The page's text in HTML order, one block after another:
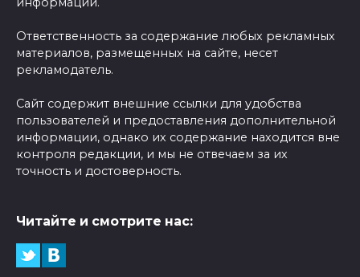
Ответственность за содержание любых рекламных
материалов, размещенных на сайте, несет
рекламодатель.
Сайт содержит внешние ссылки для удобства
пользователей и предоставления дополнительной
информации, однако их содержание находится вне
контроля редакции, и мы не отвечаем за их
точность и достоверность.
Читайте и смотрите нас: